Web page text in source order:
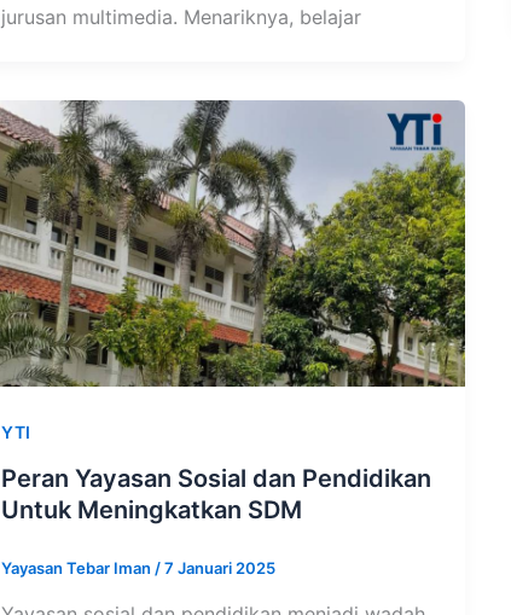
jurusan multimedia. Menariknya, belajar
YTI
Peran Yayasan Sosial dan Pendidikan
Untuk Meningkatkan SDM
Yayasan Tebar Iman /7 Januari 2025